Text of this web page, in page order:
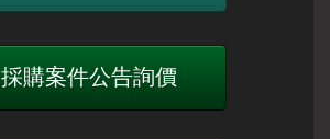
採購案件公告詢價